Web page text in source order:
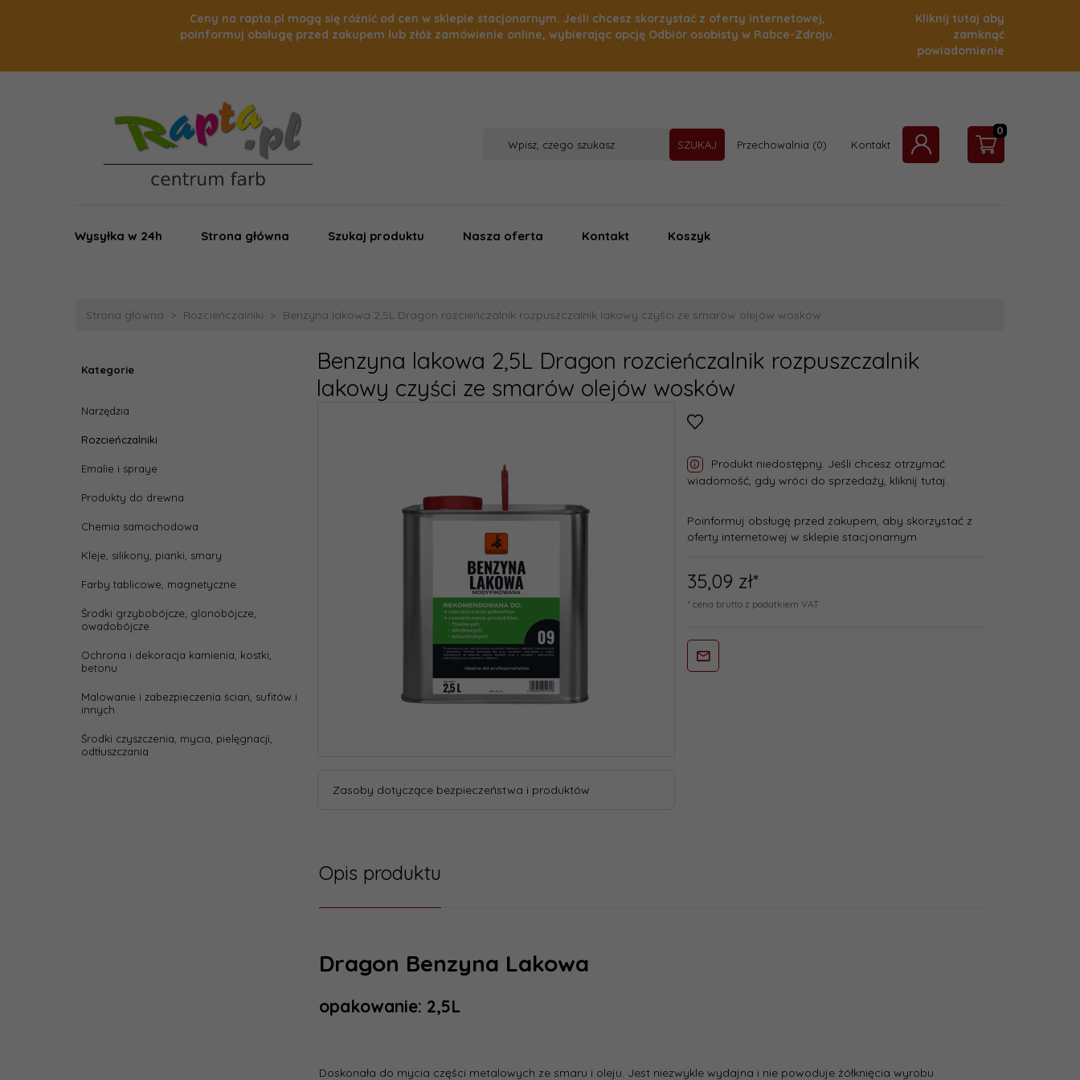
Ceny na rapta.pl mogą się różnić od cen w sklepie stacjonarnym. Jeśli chcesz skorzystać z oferty internetowej,
poinformuj obsługę przed zakupem lub złóż zamówienie online, wybierając opcję Odbiór osobisty w Rabce-Zdroju.
Kliknij tutaj aby
zamknąć
powiadomienie
SZUKAJ Przechowalnia Kontakt
0
Wysyłka w 24h Strona główna Szukaj produktu Nasza oferta Kontakt Koszyk
Strona główna Rozcieńczalniki Benzyna lakowa 2,5L Dragon rozcieńczalnik rozpuszczalnik lakowy czyści ze smarów olejów wosków
Kategorie
Narzędzia
Rozcieńczalniki
Emalie i spraye
Produkty do drewna
Chemia samochodowa
Kleje, silikony, pianki, smary
Farby tablicowe, magnetyczne
Środki grzybobójcze, glonobójcze,
owadobójcze
Ochrona i dekoracja kamienia, kostki,
betonu
Malowanie i zabezpieczenia ścian, sufitów i
innych
Środki czyszczenia, mycia, pielęgnacji,
odtłuszczania
Benzyna lakowa 2,5L Dragon rozcieńczalnik rozpuszczalnik
lakowy czyści ze smarów olejów wosków
Zasoby dotyczące bezpieczeństwa i produktów
Produkt niedostępny. Jeśli chcesz otrzymać
wiadomość, gdy wróci do sprzedaży, kliknij tutaj.
Poinformuj obsługę przed zakupem, aby skorzystać z
oferty internetowej w sklepie stacjonarnym
35,09 zł*
* cena brutto z podatkiem VAT
Opis produktu
Dragon Benzyna Lakowa
opakowanie: 2,5L
Doskonała do mycia części metalowych ze smaru i oleju. Jest niezwykle wydajna i nie powoduje żółknięcia wyrobu